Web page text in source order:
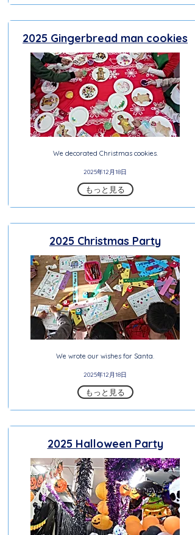
2025 Gingerbread man cookies
We decorated Christmas cookies.
2025年12月18日
もっと見る
2025 Christmas Party
We wrote our wishes for Santa.
2025年12月18日
もっと見る
2025 Halloween Party